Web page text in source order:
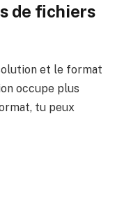
de fichiers
et le format
occupe plus
tu peux